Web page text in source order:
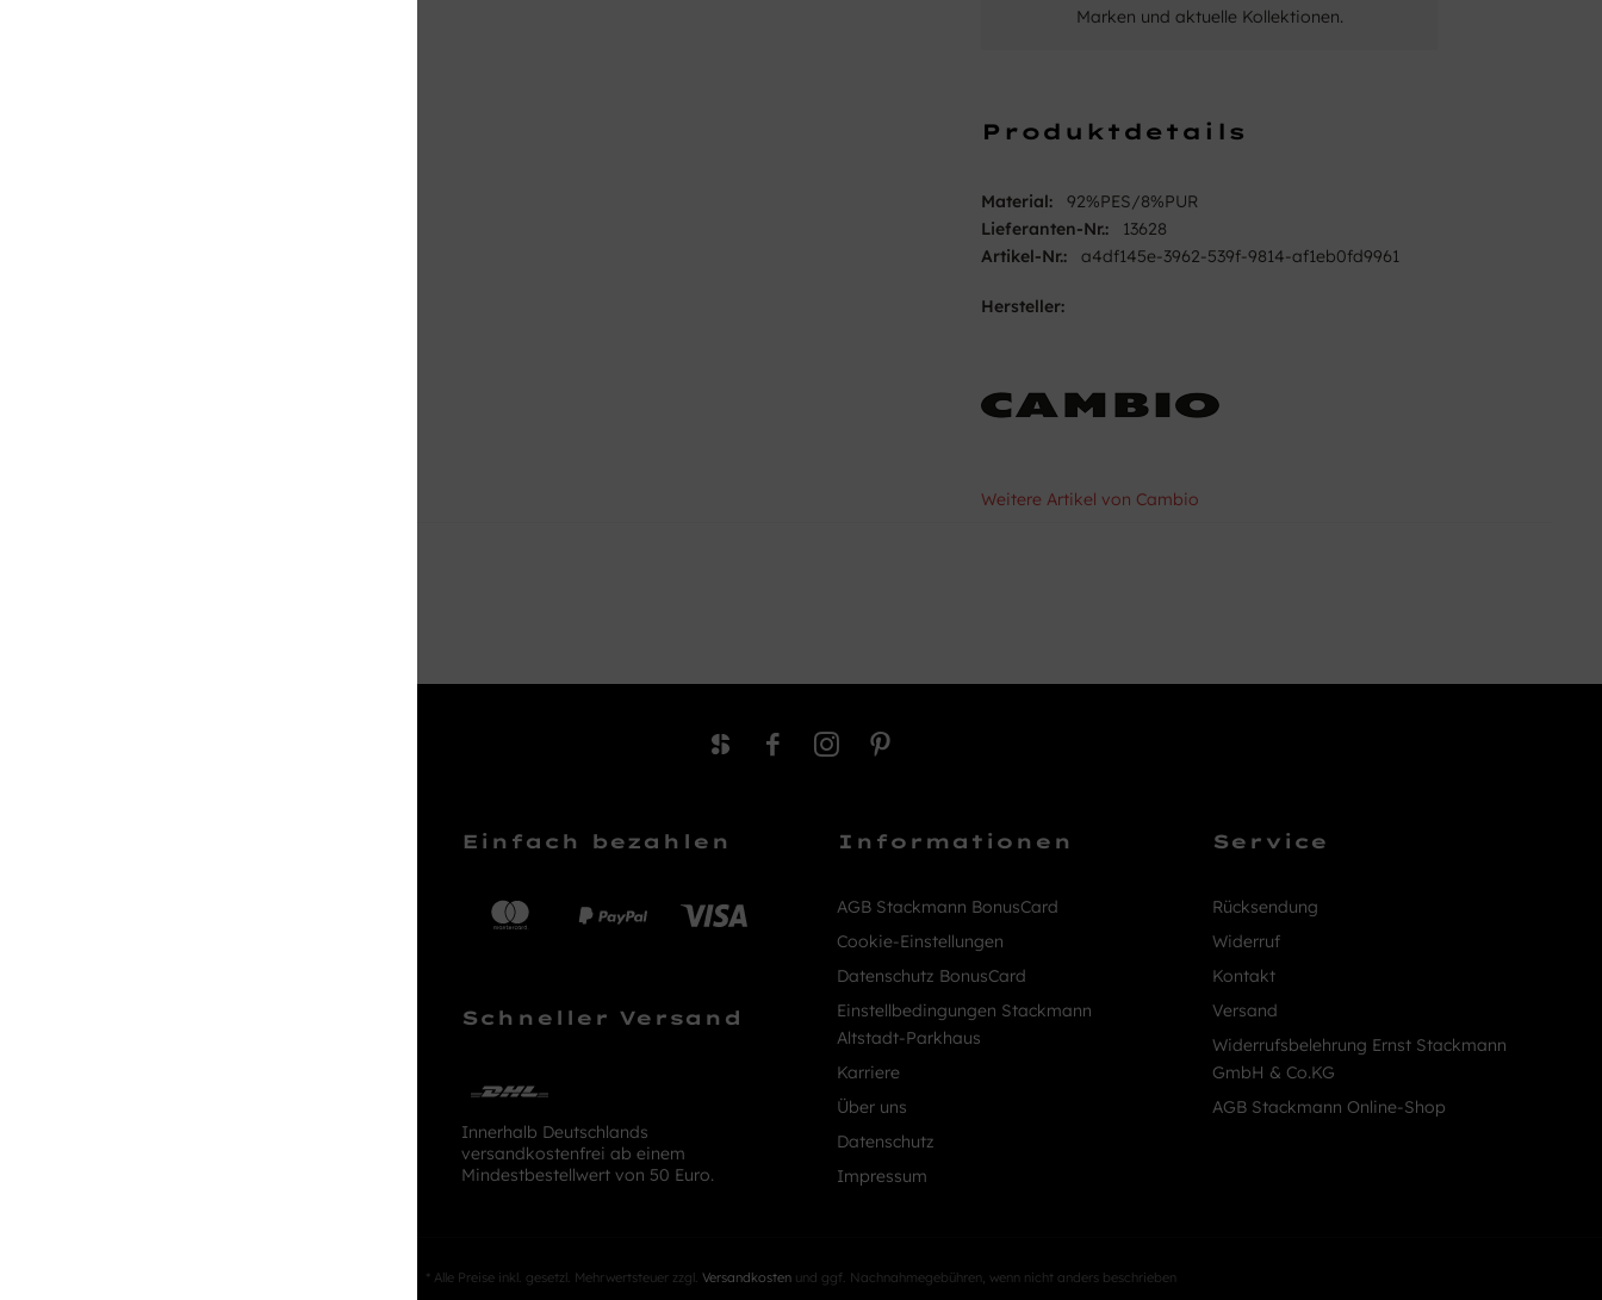
Marken und aktuelle Kollektionen.
Produktdetails
Material:
92%PES/8%PUR
Lieferanten-Nr.:
13628
Artikel-Nr.:
a4df145e-3962-539f-9814-af1eb0fd9961
Hersteller:
Weitere Artikel von Cambio
Einfach bezahlen
Schneller Versand
Innerhalb Deutschlands
versandkostenfrei ab einem
Mindestbestellwert von 50 Euro.
Informationen
AGB Stackmann BonusCard
Cookie-Einstellungen
Datenschutz BonusCard
Einstellbedingungen Stackmann
Altstadt-Parkhaus
Karriere
Über uns
Datenschutz
Impressum
Service
Rücksendung
Widerruf
Kontakt
Versand
Widerrufsbelehrung Ernst Stackmann
GmbH & Co.KG
AGB Stackmann Online-Shop
* Alle Preise inkl. gesetzl. Mehrwertsteuer zzgl. Versandkosten und ggf. Nachnahmegebühren, wenn nicht anders beschrieben